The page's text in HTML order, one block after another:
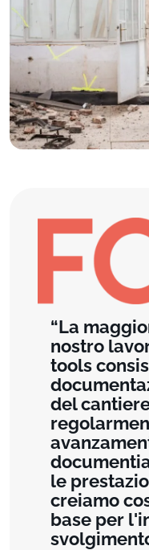
La
nostro
tools
del
le
creiamo
base per